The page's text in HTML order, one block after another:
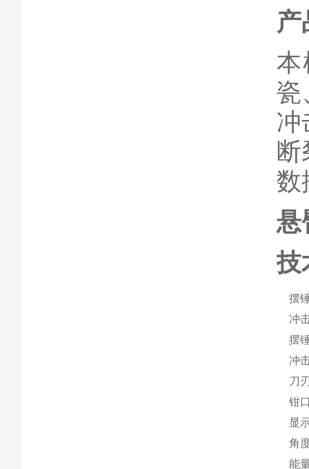
产
本
瓷
冲
数
悬
技
摆
冲
摆
冲
刀
钳
显
角
能